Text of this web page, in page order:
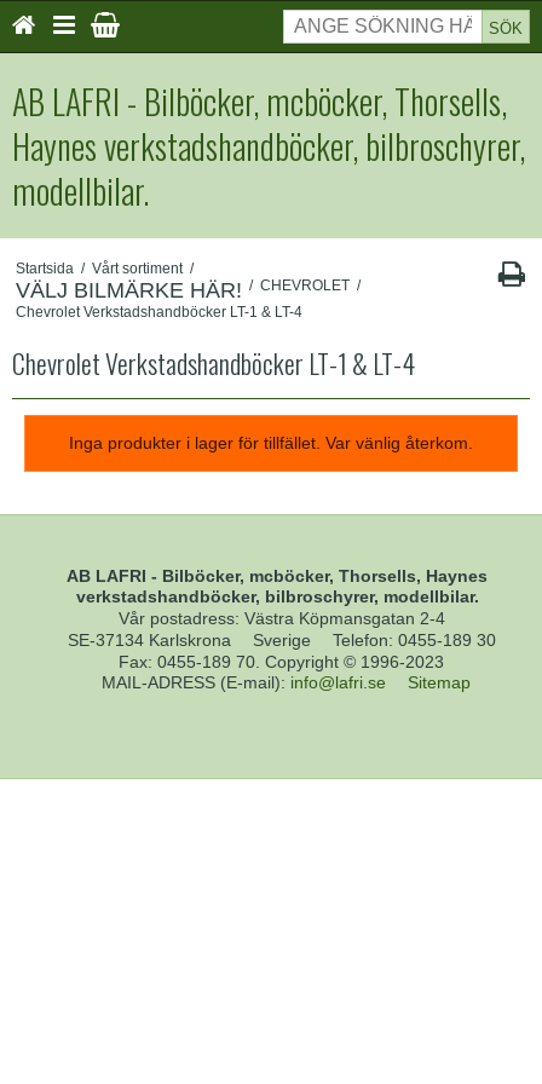
SÖK
AB LAFRI - Bilböcker, mcböcker, Thorsells,
Haynes verkstadshandböcker, bilbroschyrer,
modellbilar.
Startsida / Vårt sortiment /
VÄLJ BILMÄRKE HÄR! / CHEVROLET /
Chevrolet Verkstadshandböcker LT-1 & LT-4
Chevrolet Verkstadshandböcker LT-1 & LT-4
Inga produkter i lager för tillfället. Var vänlig återkom.
AB LAFRI - Bilböcker, mcböcker, Thorsells, Haynes
verkstadshandböcker, bilbroschyrer, modellbilar.
Vår postadress: Västra Köpmansgatan 2-4
SE-37134 Karlskrona
Sverige Telefon: 0455-189 30
Fax: 0455-189 70. Copyright © 1996-2023
MAIL-ADRESS (E-mail): info@lafri.se Sitemap